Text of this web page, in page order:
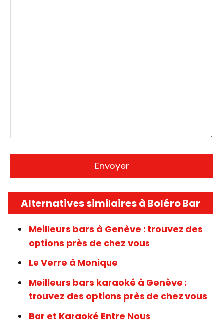
Alternatives similaires à Boléro Bar
Meilleurs bars à Genève : trouvez des
options près de chez vous
Le Verre à Monique
Meilleurs bars karaoké à Genève :
trouvez des options près de chez vous
Bar et Karaoké Entre Nous